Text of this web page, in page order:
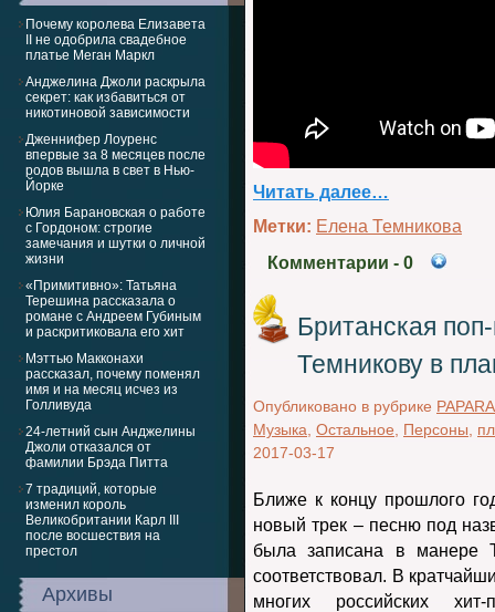
Почему королева Елизавета
II не одобрила свадебное
платье Меган Маркл
Анджелина Джоли раскрыла
секрет: как избавиться от
никотиновой зависимости
Дженнифер Лоуренс
впервые за 8 месяцев после
родов вышла в свет в Нью-
Йорке
Юлия Барановская о работе
с Гордоном: строгие
замечания и шутки о личной
жизни
«Примитивно»: Татьяна
Терешина рассказала о
романе с Андреем Губиным
и раскритиковала его хит
Мэттью Макконахи
рассказал, почему поменял
имя и на месяц исчез из
Голливуда
24-летний сын Анджелины
Джоли отказался от
фамилии Брэда Питта
7 традиций, которые
изменил король
Великобритании Карл III
после восшествия на
престол
Архивы
Читать далее…
Метки: Елена Темникова
Комментарии - 0
Британская
Темникову в
Опубликовано в рубрике
Музыка Остальное Персоны
2017-03-17
Ближе к концу прошлого
новый трек – песню под
была записана в манере
соответствовал. В
многих российских